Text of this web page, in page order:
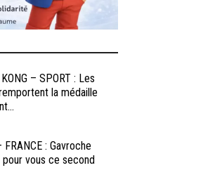
KONG – SPORT : Les
la médaille
FRANCE : Gavroche
vous ce second